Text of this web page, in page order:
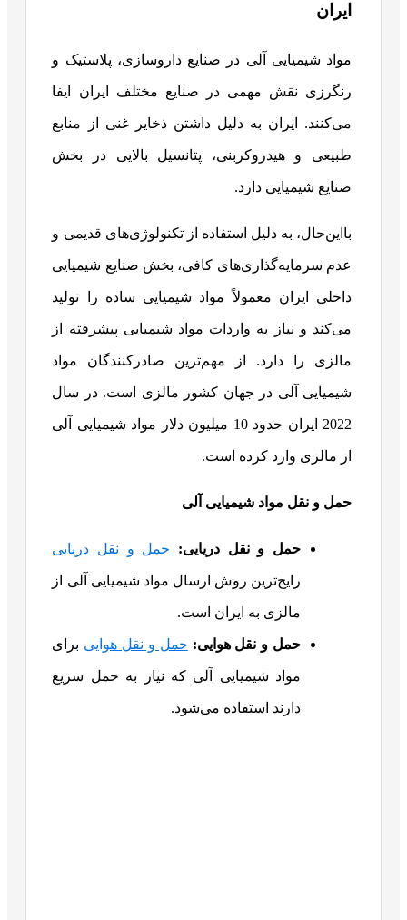
ایران
مواد شیمیایی آلی در صنایع داروسازی، پلاستیک و
رنگرزی نقش مهمی در صنایع مختلف ایران ایفا
می‌کنند. ایران به دلیل داشتن ذخایر غنی از منابع
طبیعی و هیدروکربنی، پتانسیل بالایی در بخش
صنایع شیمیایی دارد.
بااین‌حال، به دلیل استفاده از تکنولوژی‌های قدیمی و
عدم سرمایه‌گذاری‌های کافی، بخش صنایع شیمیایی
داخلی ایران معمولاً مواد شیمیایی ساده را تولید
می‌کند و نیاز به واردات مواد شیمیایی پیشرفته از
مالزی را دارد. از مهم‌ترین صادرکنندگان مواد
شیمیایی آلی در جهان کشور مالزی است. در سال
2022 ایران حدود 10 میلیون دلار مواد شیمیایی آلی
از مالزی وارد کرده است.
حمل و نقل مواد شیمیایی آلی
حمل و نقل دریایی: حمل و نقل دریایی
رایج‌ترین روش ارسال مواد شیمیایی آلی از
مالزی به ایران است.
حمل و نقل هوایی: حمل و نقل هوایی برای
مواد شیمیایی آلی که نیاز به حمل سریع
دارند استفاده می‌شود.